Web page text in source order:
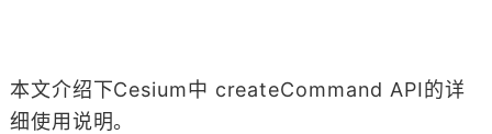
本文介绍下Cesium中 createCommand API的详
细使用说明。